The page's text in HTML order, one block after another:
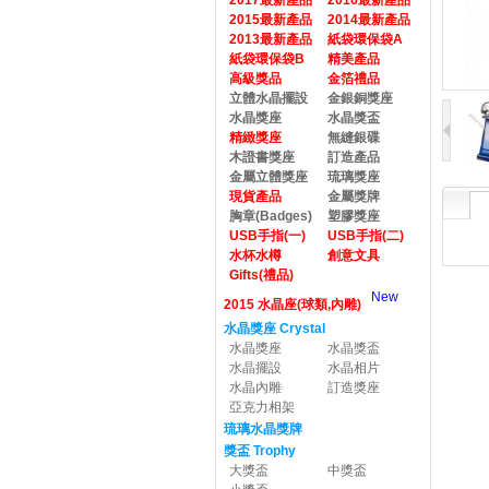
2015最新產品
2014最新產品
2013最新產品
紙袋環保袋A
紙袋環保袋B
精美產品
高級獎品
金箔禮品
立體水晶擺設
金銀銅獎座
水晶獎座
水晶獎盃
精緻獎座
無縫銀碟
木證書獎座
訂造產品
金屬立體獎座
琉璃獎座
現貨產品
金屬獎牌
胸章(Badges)
塑膠獎座
USB手指(一)
USB手指(二)
水杯水樽
創意文具
Gifts(禮品)
2015 水晶座(球類,內雕)
New
水晶獎座 Crystal
水晶獎座
水晶獎盃
水晶擺設
水晶相片
水晶內雕
訂造獎座
亞克力相架
琉璃水晶獎牌
獎盃 Trophy
大獎盃
中獎盃